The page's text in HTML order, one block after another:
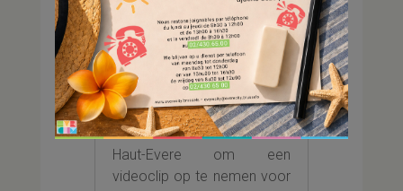
op de
tweedehandswinkels
3 Zen Age
5 jul 2024
Op donderdag 4 juli
mochten we Leefmilieu
Brussel verwelkomen in
Haut-Evere om een
videoclip op te nemen voor